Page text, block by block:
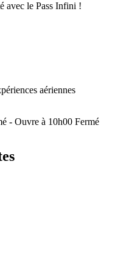
avec le Pass Infini !
aériennes
- Ouvre à 10h00 Fermé